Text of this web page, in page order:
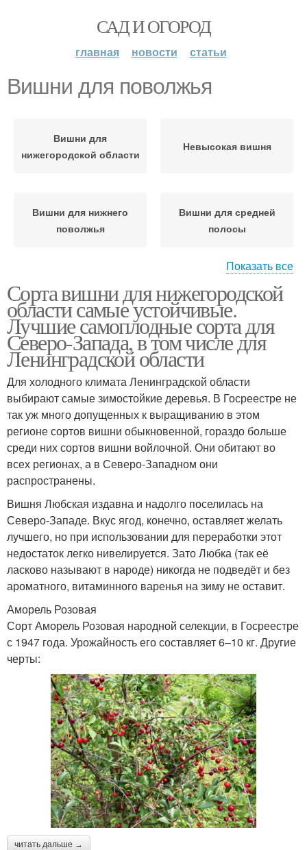
САД И ОГОРОД
главная новости статьи
Вишни для поволжья
Вишни для
нижегородской области
Невысокая вишня
Вишни для нижнего
поволжья
Вишни для средней
полосы
владимирской области
Показать все
Сорта вишни для нижегородской
области самые устойчивые.
Лучшие самоплодные сорта для
Северо-Запада, в том числе для
Ленинградской области
Для холодного климата Ленинградской области
выбирают самые зимостойкие деревья. В Госреестре не
так уж много допущенных к выращиванию в этом
регионе сортов вишни обыкновенной, гораздо больше
среди них сортов вишни войлочной. Они обитают во
всех регионах, а в Северо-Западном они
распространены.
Вишня Любская издавна и надолго поселилась на
Северо-Западе. Вкус ягод, конечно, оставляет желать
лучшего, но при использовании для переработки этот
недостаток легко нивелируется. Зато Любка (так её
ласково называют в народе) никогда не подведёт и без
ароматного, витаминного варенья на зиму не оставит.
Аморель Розовая
Сорт Аморель Розовая народной селекции, в Госреестре
с 1947 года. Урожайность его составляет 6–10 кг. Другие
черты:
читать дальше →